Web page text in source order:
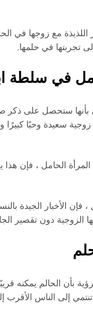
مع زوجها في
تجربتها في حلمها.
في سلطة
بأنها ستحصل على
سعيدة وحبًا كبيرًا
الحامل ، فإن
الأخبار الجيدة
الزوجية دون تقصير
بأن الحالم يمكنه
إلى الناس